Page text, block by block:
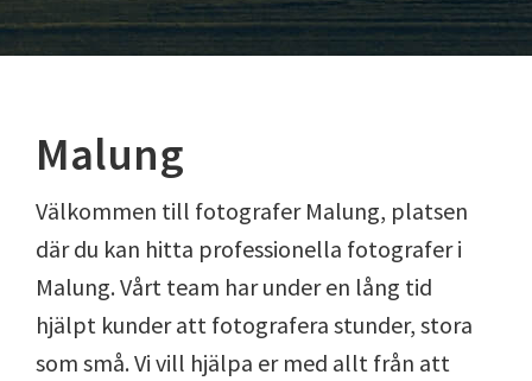
Malung
Välkommen till fotografer Malung, platsen
där du kan hitta professionella fotografer i
Malung. Vårt team har under en lång tid
hjälpt kunder att fotografera stunder, stora
som små. Vi vill hjälpa er med allt från att